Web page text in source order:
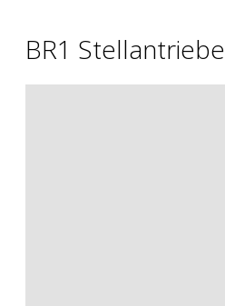
BR1 Stellantriebe